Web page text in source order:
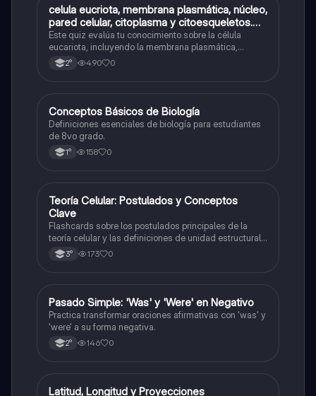
CBiología
celula eucriota, membrana plasmática, núcleo,
pared celular, citoplasma y citoesqueletos.
nombre se las partes de la celula eucariota
Este quiz evalúa tu conocimiento sobre la célula
eucariota, incluyendo la membrana plasmática,
núcleo, pared celular, citoplasma y citoesqueleto.
2° 490 0
CBiología
Conceptos Básicos de Biología
Definiciones esenciales de biología para estudiantes
de 8vo grado.
1° 158 0
TBiología
Teoría Celular: Postulados y Conceptos
Clave
Flashcards sobre los postulados principales de la
teoría celular y las definiciones de unidad estructural
y funcional.
3° 173 0
PInglés
Pasado Simple: 'Was' y 'Were' en Negativo
Practica transformar oraciones afirmativas con 'was' y
'were' a su forma negativa.
2° 146 0
Geografía
Latitud, Longitud y Proyecciones